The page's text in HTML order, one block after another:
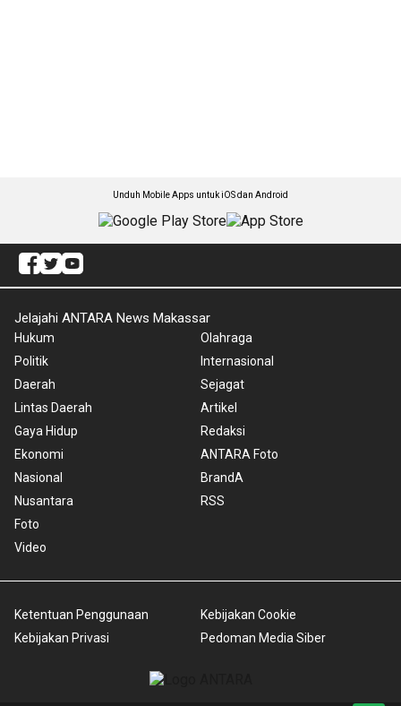
Unduh Mobile Apps untuk iOS dan Android
Jelajahi ANTARA News Makassar
Hukum
Politik
Daerah
Lintas Daerah
Gaya Hidup
Ekonomi
Nasional
Nusantara
Foto
Video
Olahraga
Internasional
Sejagat
Artikel
Redaksi
ANTARA Foto
BrandA
RSS
Ketentuan Penggunaan
Kebijakan Privasi
Kebijakan Cookie
Pedoman Media Siber